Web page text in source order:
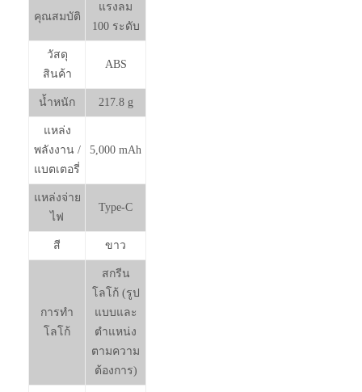
คุณสมบัติ
แรงลม
100 ระดับ
วัสดุ
สินค้า
ABS
น้ำหนัก 217.8 g
แหล่ง
พลังงาน /
แบตเตอรี่
5,000 mAh
แหล่งจ่าย
ไฟ
Type-C
สี ขาว
การทำ
โลโก้
สกรีน
โลโก้ (รูป
แบบและ
ตำแหน่ง
ตามความ
ต้องการ)